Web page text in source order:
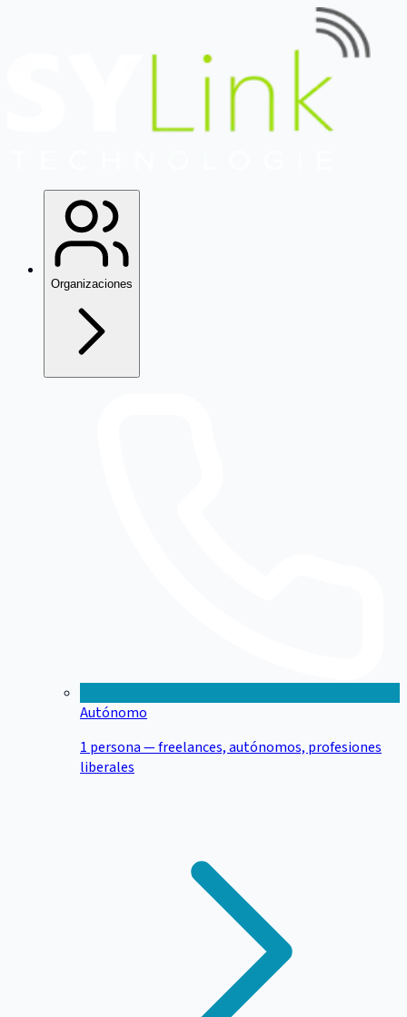
Organizaciones
Autónomo
1 persona — freelances, autónomos, profesiones
liberales